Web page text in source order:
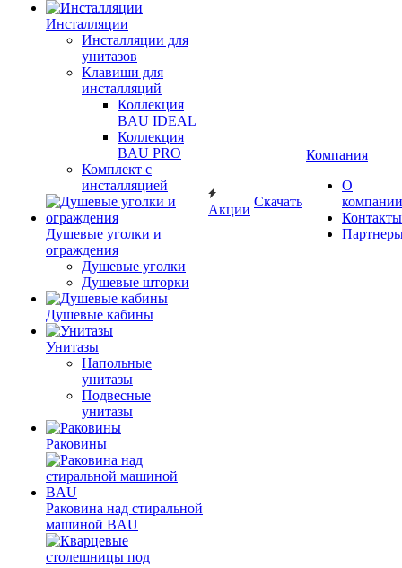
Инсталляции
Инсталляции для
унитазов
Клавиши для
инсталляций
Коллекция
BAU IDEAL
Коллекция
BAU PRO
Комплект с
инсталляцией
Душевые уголки и
ограждения
Душевые уголки
Душевые шторки
Душевые кабины
Унитазы
Напольные
унитазы
Подвесные
унитазы
Раковины
Раковина над стиральной
машиной BAU
Акции
Скачать
Компания
О
компании
Контакты